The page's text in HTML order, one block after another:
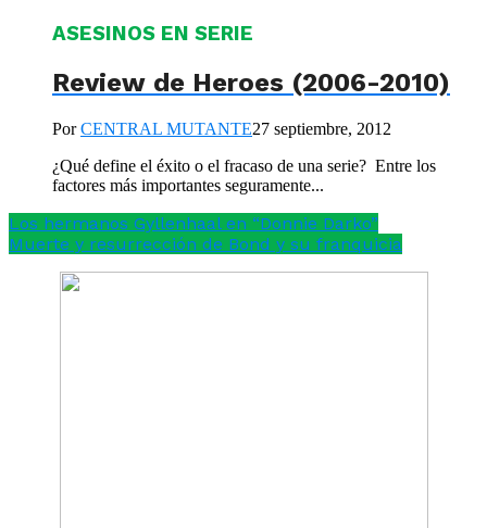
ASESINOS EN SERIE
Review de Heroes (2006-2010)
PorCENTRAL MUTANTE27 septiembre, 2012
¿Qué define el éxito o el fracaso de una serie? Entre los
factores más importantes seguramente...
Los hermanos Gyllenhaal en “Donnie Darko”
Muerte y resurrección de Bond y su franquicia